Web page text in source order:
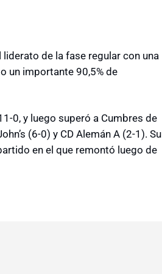
de la fase regular con una
un importante 90,5% de
0, y luego superó a Cumbres de
(6-0) y CD Alemán A (2-1). Su
en el que remontó luego de